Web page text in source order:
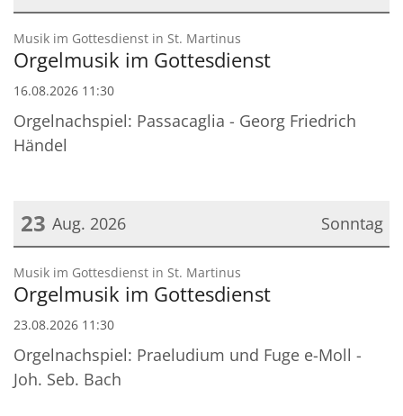
Datum: 16. August 2026
Musik im Gottesdienst in St. Martinus
Orgelmusik im Gottesdienst
16.08.2026 11:30
Orgelnachspiel: Passacaglia - Georg Friedrich
Händel
Sonntag
23 Aug. 2026
Datum: 23. August 2026
Musik im Gottesdienst in St. Martinus
Orgelmusik im Gottesdienst
23.08.2026 11:30
Orgelnachspiel: Praeludium und Fuge e-Moll -
Joh. Seb. Bach